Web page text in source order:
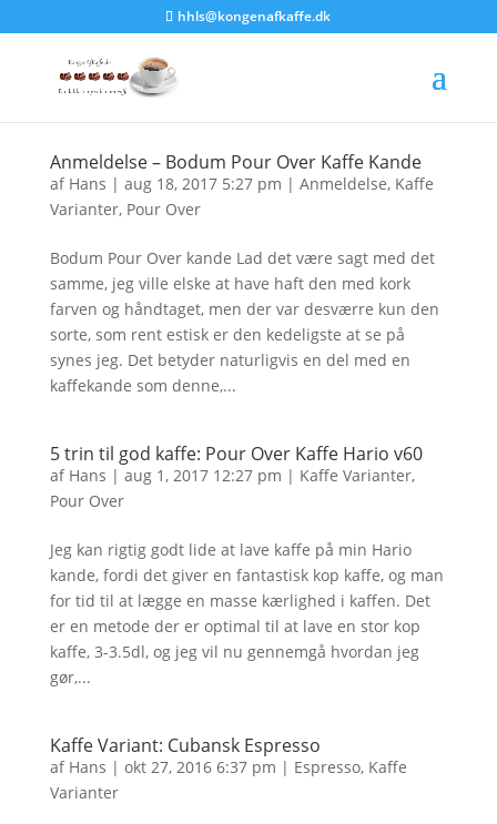
hhls@kongenafkaffe.dk
Anmeldelse – Bodum Pour Over Kaffe Kande
af Hans | aug 18, 2017 5:27 pm | Anmeldelse, Kaffe
Varianter, Pour Over
Bodum Pour Over kande Lad det være sagt med det
samme, jeg ville elske at have haft den med kork
farven og håndtaget, men der var desværre kun den
sorte, som rent estisk er den kedeligste at se på
synes jeg. Det betyder naturligvis en del med en
kaffekande som denne,...
5 trin til god kaffe: Pour Over Kaffe Hario v60
af Hans | aug 1, 2017 12:27 pm | Kaffe Varianter,
Pour Over
Jeg kan rigtig godt lide at lave kaffe på min Hario
kande, fordi det giver en fantastisk kop kaffe, og man
for tid til at lægge en masse kærlighed i kaffen. Det
er en metode der er optimal til at lave en stor kop
kaffe, 3-3.5dl, og jeg vil nu gennemgå hvordan jeg
gør,...
Kaffe Variant: Cubansk Espresso
af Hans | okt 27, 2016 6:37 pm | Espresso, Kaffe
Varianter